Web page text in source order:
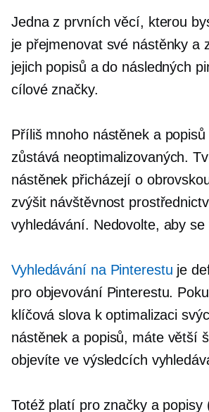
Jedna z prvních věcí, kterou
je přejmenovat své nástěnky a
jejich popisů a do následných
cílové značky.
Příliš mnoho nástěnek a
zůstává neoptimalizovaných.
nástěnek přicházejí o
zvýšit návštěvnost
vyhledávání. Nedovolte, aby
Vyhledávání na Pinterestu je
pro objevování Pinterestu.
klíčová slova k optimalizaci
nástěnek a popisů, máte větší
objevíte ve výsledcích
Totéž platí pro značky a popisy